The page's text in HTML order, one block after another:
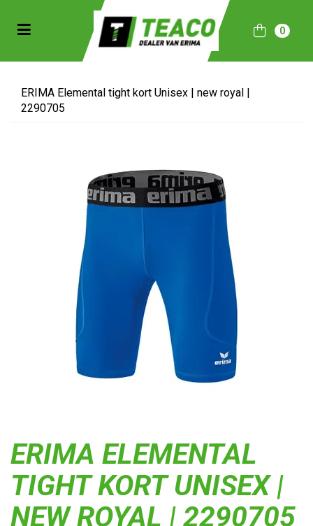
(Sportkleding)
(Collecties)
Toggle navigation 0
ERIMA Elemental tight kort Unisex | new royal |
2290705
ERIMA ELEMENTAL
TIGHT KORT UNISEX |
NEW ROYAL | 2290705